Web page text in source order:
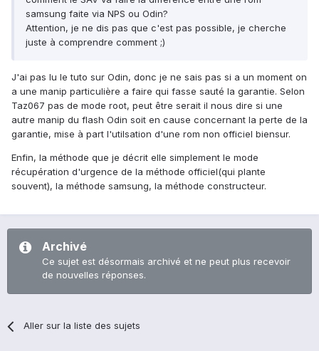
samsung faite via NPS ou Odin?
Attention, je ne dis pas que c'est pas possible, je cherche
juste à comprendre comment ;)
J'ai pas lu le tuto sur Odin, donc je ne sais pas si a un moment on
a une manip particulière a faire qui fasse sauté la garantie. Selon
Taz067 pas de mode root, peut être serait il nous dire si une
autre manip du flash Odin soit en cause concernant la perte de la
garantie, mise à part l'utilsation d'une rom non officiel biensur.
Enfin, la méthode que je décrit elle simplement le mode
récupération d'urgence de la méthode officiel(qui plante
souvent), la méthode samsung, la méthode constructeur.
Archivé
Ce sujet est désormais archivé et ne peut plus recevoir
de nouvelles réponses.
Aller sur la liste des sujets